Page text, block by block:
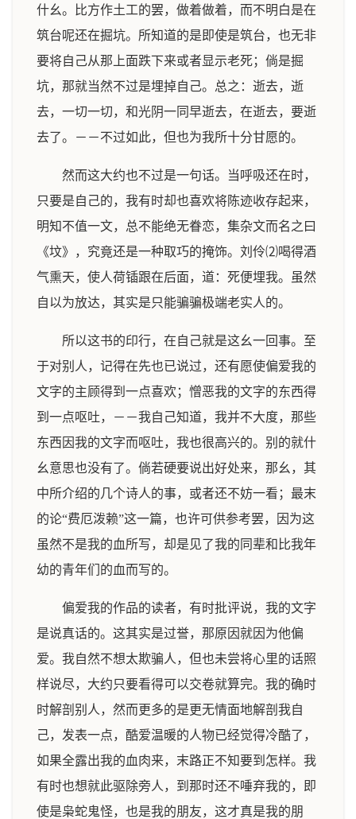
什幺。比方作土工的罢，做着做着，而不明白是在
筑台呢还在掘坑。所知道的是即使是筑台，也无非
要将自己从那上面跌下来或者显示老死；倘是掘
坑，那就当然不过是埋掉自己。总之：逝去，逝
去，一切一切，和光阴一同早逝去，在逝去，要逝
去了。－－不过如此，但也为我所十分甘愿的。
然而这大约也不过是一句话。当呼吸还在时，
只要是自己的，我有时却也喜欢将陈迹收存起来，
明知不值一文，总不能绝无眷恋，集杂文而名之曰
《坟》，究竟还是一种取巧的掩饰。刘伶⑵喝得酒
气熏天，使人荷锸跟在后面，道：死便埋我。虽然
自以为放达，其实是只能骗骗极端老实人的。
所以这书的印行，在自己就是这幺一回事。至
于对别人，记得在先也已说过，还有愿使偏爱我的
文字的主顾得到一点喜欢；憎恶我的文字的东西得
到一点呕吐，－－我自己知道，我并不大度，那些
东西因我的文字而呕吐，我也很高兴的。别的就什
幺意思也没有了。倘若硬要说出好处来，那幺，其
中所介绍的几个诗人的事，或者还不妨一看；最末
的论“费厄泼赖”这一篇，也许可供参考罢，因为这
虽然不是我的血所写，却是见了我的同辈和比我年
幼的青年们的血而写的。
偏爱我的作品的读者，有时批评说，我的文字
是说真话的。这其实是过誉，那原因就因为他偏
爱。我自然不想太欺骗人，但也未尝将心里的话照
样说尽，大约只要看得可以交卷就算完。我的确时
时解剖别人，然而更多的是更无情面地解剖我自
己，发表一点，酷爱温暖的人物已经觉得冷酷了，
如果全露出我的血肉来，末路正不知要到怎样。我
有时也想就此驱除旁人，到那时还不唾弃我的，即
使是枭蛇鬼怪，也是我的朋友，这才真是我的朋